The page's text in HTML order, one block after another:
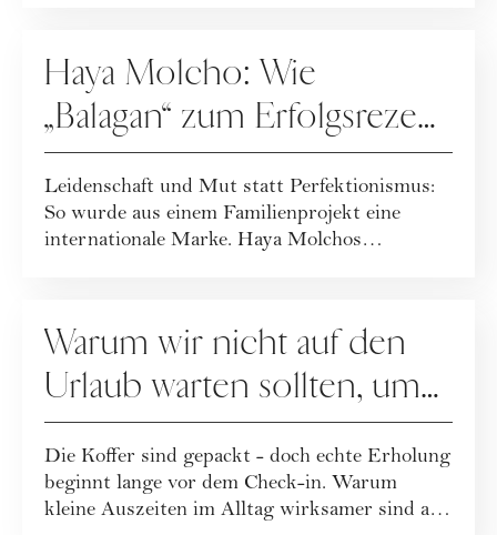
Haya Molcho: Wie
„Balagan“ zum Erfolgsrezept
wurde
Leidenschaft und Mut statt Perfektionismus:
So wurde aus einem Familienprojekt eine
internationale Marke. Haya Molchos
Warum wir nicht auf den
Urlaub warten sollten, um
uns zu erholen
Die Koffer sind gepackt - doch echte Erholung
beginnt lange vor dem Check-in. Warum
kleine Auszeiten im Alltag wirksamer sind als